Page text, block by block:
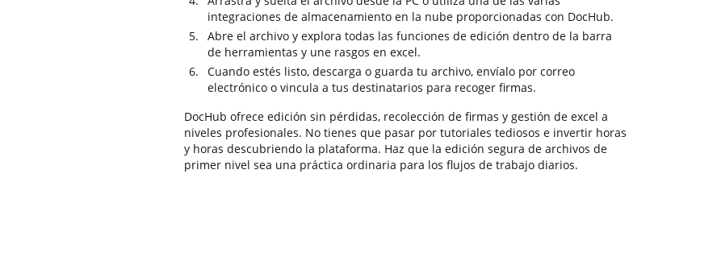
integraciones de almacenamiento en la nube proporcionadas con DocHub.
Abre el archivo y explora todas las funciones de edición dentro de la barra
de herramientas y une rasgos en excel.
Cuando estés listo, descarga o guarda tu archivo, envíalo por correo
electrónico o vincula a tus destinatarios para recoger firmas.
DocHub ofrece edición sin pérdidas, recolección de firmas y gestión de excel a
niveles profesionales. No tienes que pasar por tutoriales tediosos e invertir horas
y horas descubriendo la plataforma. Haz que la edición segura de archivos de
primer nivel sea una práctica ordinaria para los flujos de trabajo diarios.